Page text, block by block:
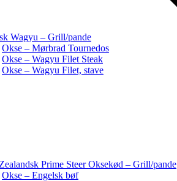
Wagyu – Grill/pande
Okse – Mørbrad Tournedos
Okse – Wagyu Filet Steak
Okse – Wagyu Filet, stave
Prime Steer Oksekød – Grill/pande
Okse – Engelsk bøf